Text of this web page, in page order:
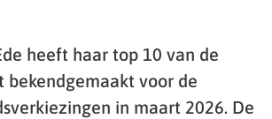
heeft haar top 10 van de
bekendgemaakt voor de
in maart 2026. De